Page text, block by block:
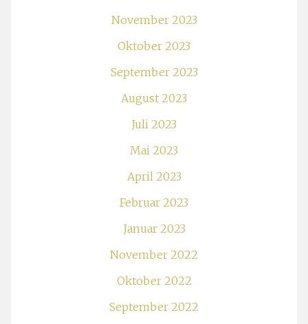
November 2023
Oktober 2023
September 2023
August 2023
Juli 2023
Mai 2023
April 2023
Februar 2023
Januar 2023
November 2022
Oktober 2022
September 2022